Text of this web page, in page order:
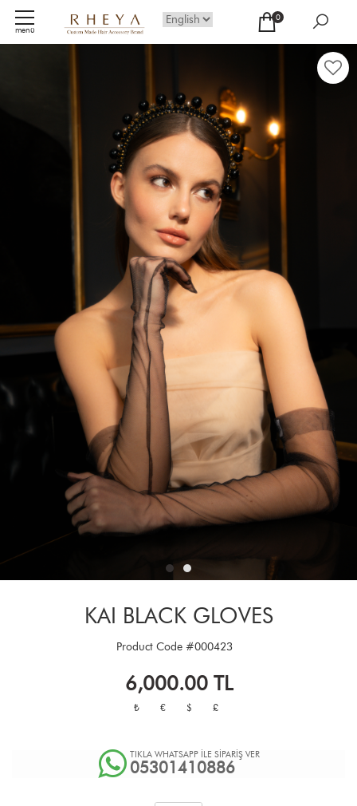
menü
0
KAI BLACK GLOVES
Product Code #000423
6,000.00TL
₺ € $ £
TIKLA WHATSAPP İLE SİPARİŞ VER
05301410886